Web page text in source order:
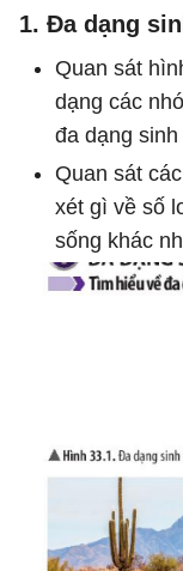
1. Đa dạng
Quan sát
dạng các
đa dạng
Quan sát
xét gì về số
sống khác